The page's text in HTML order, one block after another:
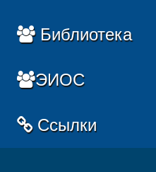
Библиотека
ЭИОС
Ссылки